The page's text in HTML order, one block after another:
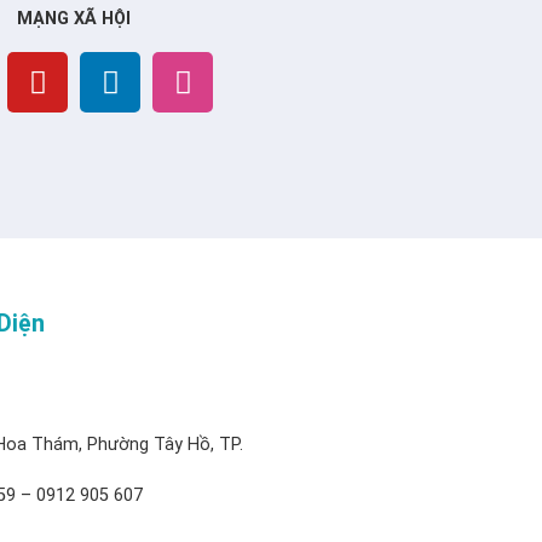
MẠNG XÃ HỘI
Thám, Phường Tây Hồ, TP.
– 0912 905 607